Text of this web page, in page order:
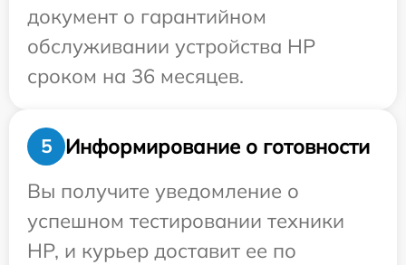
документ о гарантийном
обслуживании устройства HP
сроком на 36 месяцев.
5
Информирование о готовности
Вы получите уведомление о
успешном тестировании техники
HP, и курьер доставит ее по